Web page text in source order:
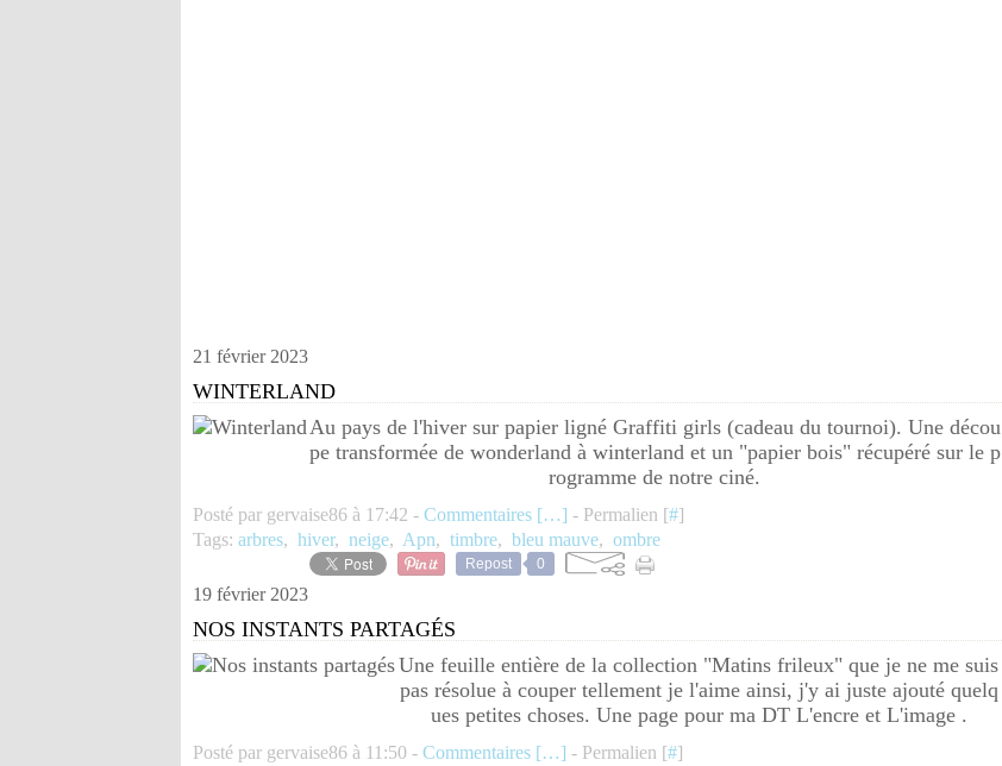
21 février 2023
WINTERLAND
Au pays de l'hiver sur papier ligné Graffiti girls (cadeau du tournoi). Une décou
pe transformée de wonderland à winterland et un "papier bois" récupéré sur le p
rogramme de notre ciné.
Posté par gervaise86 à 17:42 - Commentaires […] - Permalien [#]
Tags: arbres, hiver, neige, Apn, timbre, bleu mauve, ombre
Repost 0
19 février 2023
NOS INSTANTS PARTAGÉS
Une feuille entière de la collection "Matins frileux" que je ne me suis
pas résolue à couper tellement je l'aime ainsi, j'y ai juste ajouté quelq
ues petites choses. Une page pour ma DT L'encre et L'image .
Posté par gervaise86 à 11:50 - Commentaires […] - Permalien [#]